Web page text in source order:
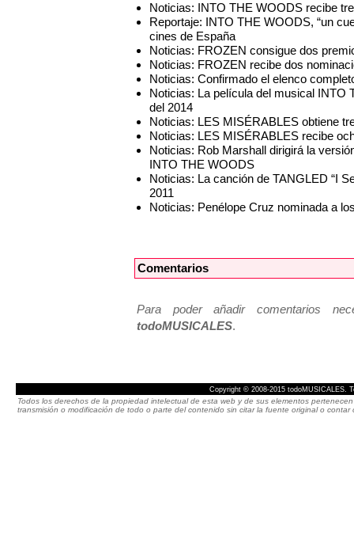
Noticias: INTO THE WOODS recibe
Reportaje: INTO THE WOODS, “un
cines de España
Noticias: FROZEN consigue dos
Noticias: FROZEN recibe dos
Noticias: Confirmado el elenco
Noticias: La película del musical INTO
del 2014
Noticias: LES MISÉRABLES obtiene
Noticias: LES MISÉRABLES recibe
Noticias: Rob Marshall dirigirá la
INTO THE WOODS
Noticias: La canción de TANGLED “I
2011
Noticias: Penélope Cruz nominada a
Comentarios
Para poder añadir comentarios
todoMUSICALES.
Copyright © 2008-2015 todoMUSICALES.
Todos los derechos de la propiedad intelectual de esta web y de sus elementos
transmisión o modificación de todo o parte del contenido sin citar la fuente original o